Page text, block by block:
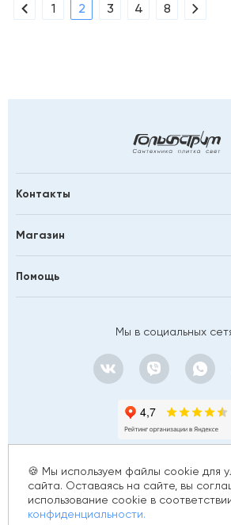
1 2 3 4 8
Контакты
Магазин
Помощь
Мы в социальных
© 2012 - 2026 golfstim.ru
🍪 Мы используем файлы cookie для
сайта. Оставаясь на сайте, вы
использование cookie в
конфиденциальности.